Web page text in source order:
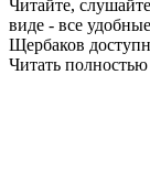
Читайте,
виде - все
Щербаков
Читать полностью